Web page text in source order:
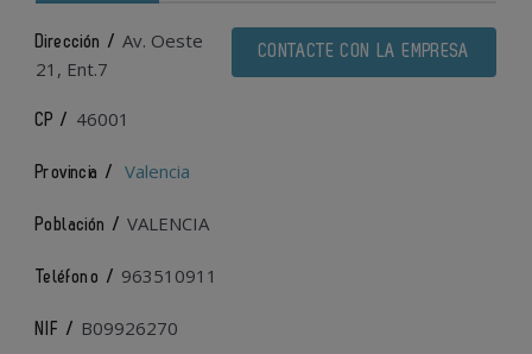
CONTACTE CON LA EMPRESA
Dirección / Av. Oeste
21, Ent.7
CP / 46001
Provincia / Valencia
Población / VALENCIA
Teléfono / 963510911
NIF / B09926270